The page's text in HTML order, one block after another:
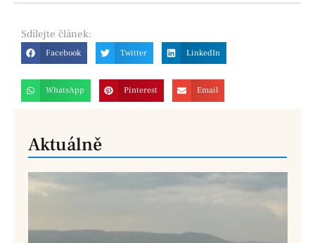
Sdílejte článek:
Facebook Twitter LinkedIn
WhatsApp Pinterest Email
Aktuálně